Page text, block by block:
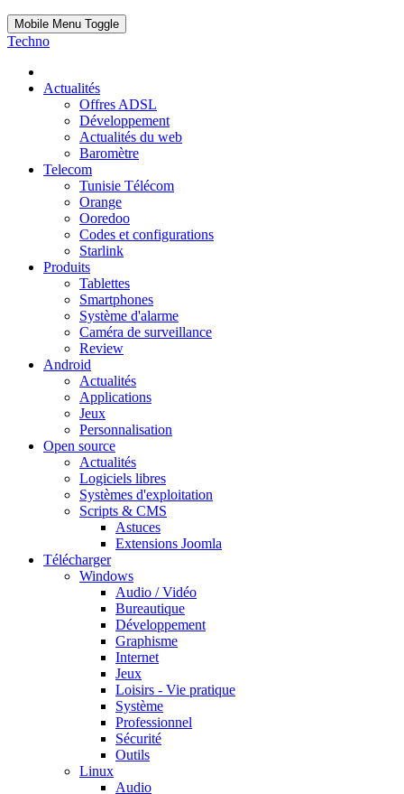
Mobile Menu Toggle
Techno
Actualités
Offres ADSL
Développement
Actualités du web
Baromètre
Telecom
Tunisie Télécom
Orange
Ooredoo
Codes et configurations
Starlink
Produits
Tablettes
Smartphones
Système d'alarme
Caméra de surveillance
Review
Android
Actualités
Applications
Jeux
Personnalisation
Open source
Actualités
Logiciels libres
Systèmes d'exploitation
Scripts & CMS
Astuces
Extensions Joomla
Télécharger
Windows
Audio / Vidéo
Bureautique
Développement
Graphisme
Internet
Jeux
Loisirs - Vie pratique
Système
Professionnel
Sécurité
Outils
Linux
Audio